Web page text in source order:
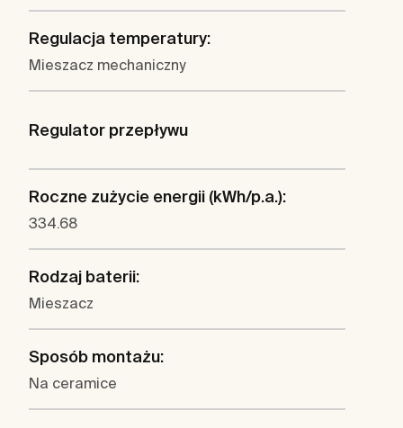
Regulacja temperatury:
Mieszacz mechaniczny
Regulator przepływu
Roczne zużycie energii (kWh/p.a.):
334.68
Rodzaj baterii:
Mieszacz
Sposób montażu:
Na ceramice